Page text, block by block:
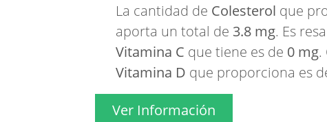
La cantidad de Colesterol que
aporta un total de 3.8 mg. Es
Vitamina C que tiene es de 0 mg.
Vitamina D que proporciona es
Ver Información